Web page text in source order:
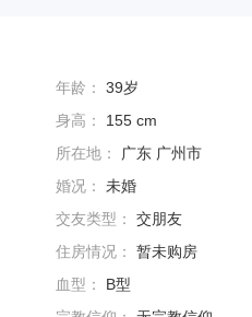
年龄： 39岁
身高：
155 cm
所在地：
广东 广州市
婚况：
未婚
交友类型：
交朋友
住房情况：
暂未购房
血型：
B型